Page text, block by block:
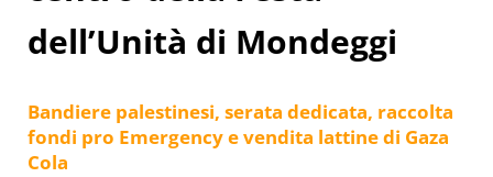
dell’Unità di Mondeggi
Bandiere palestinesi, serata dedicata, raccolta
fondi pro Emergency e vendita lattine di Gaza
Cola